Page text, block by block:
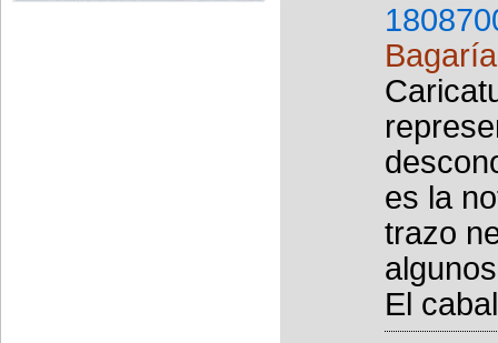
es la
trazo
El